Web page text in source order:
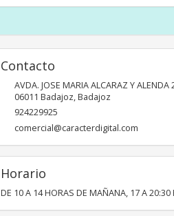
Contacto
AVDA. JOSE MARIA ALCARAZ Y ALENDA
06011 Badajoz,Badajoz
924229925
comercial@caracterdigital.com
Horario
DE 10 A 14 HORAS DE MAÑANA, 17 A 20:30